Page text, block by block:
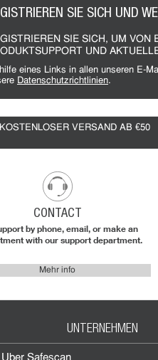
SIE SICH UND
SIE SICH, UM VON
UND
Datenschutzrichtlinien.
KOSTENLOSER VERSAND AB €50
CONTACT
by phone, email, or make an
with our support department.
Mehr info
UNTERNEHMEN